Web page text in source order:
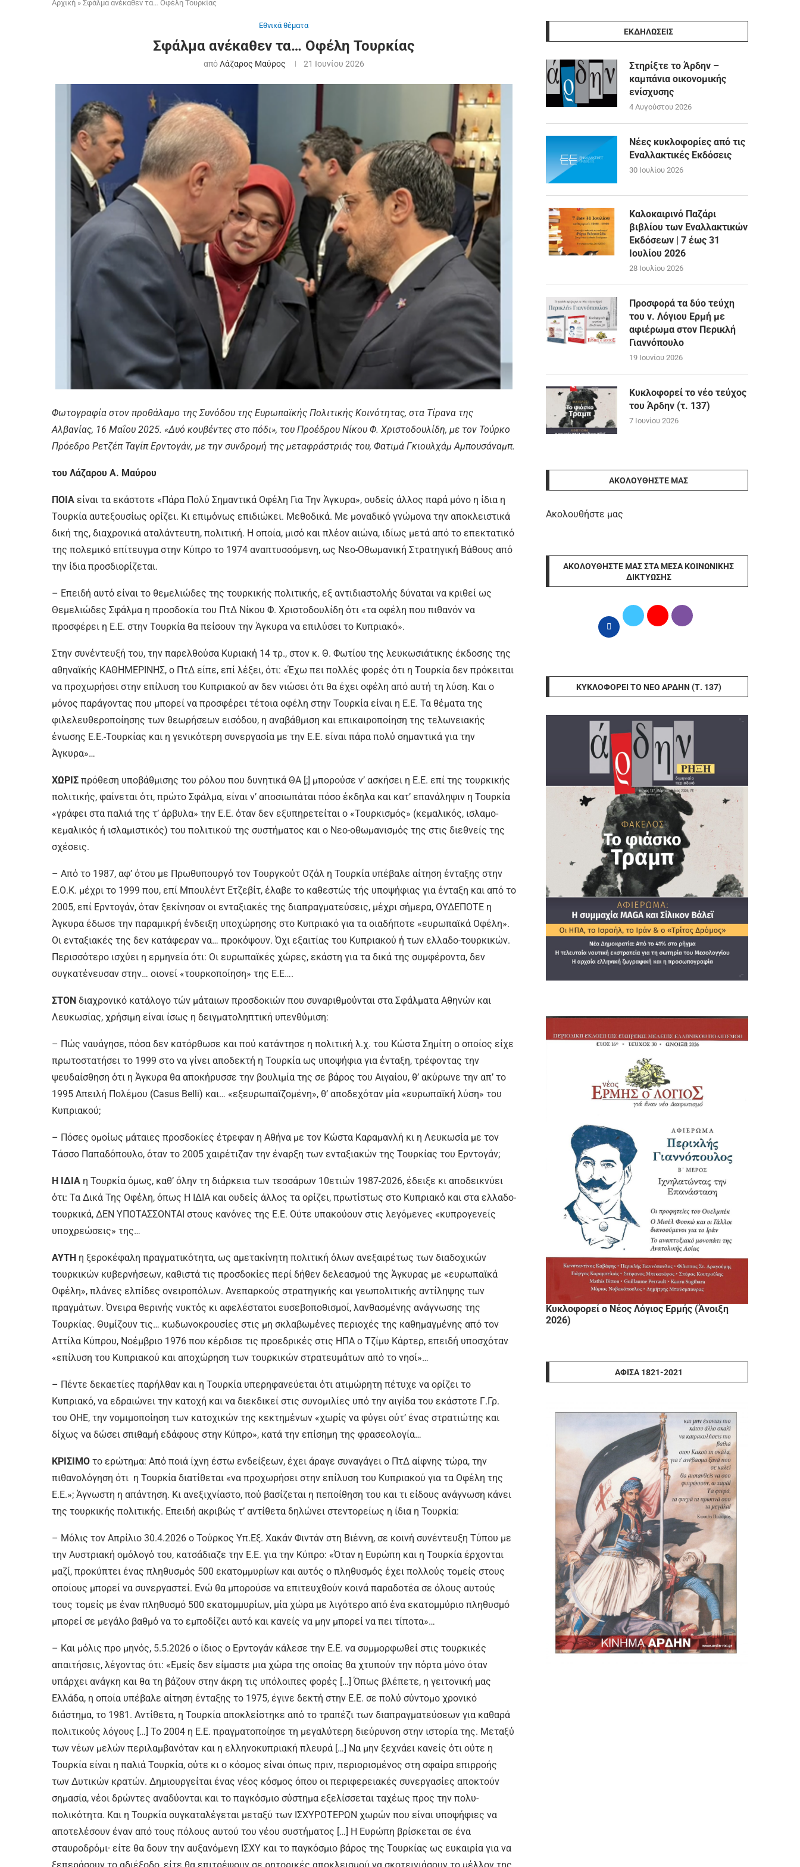
Αρχική » Σφάλμα ανέκαθεν τα… Οφέλη Τουρκίας
Εθνικά θέματα
Σφάλμα ανέκαθεν τα… Οφέλη Τουρκίας
απόΛάζαρος Μαύρος 21 Ιουνίου 2026
Φωτογραφία στον προθάλαμο της Συνόδου της Ευρωπαϊκής Πολιτικής Κοινότητας, στα Τίρανα της
Αλβανίας, 16 Μαΐου 2025. «Δυό κουβέντες στο πόδι», του Προέδρου Νίκου Φ. Χριστοδουλίδη, με τον Τούρκο
Πρόεδρο Ρετζέπ Ταγίπ Ερντογάν, με την συνδρομή της μεταφράστριάς του, Φατιμά Γκιουλχάμ Αμπουσάναμπ.
του Λάζαρου Α. Μαύρου
ΠΟΙΑ είναι τα εκάστοτε «Πάρα Πολύ Σημαντικά Οφέλη Για Την Άγκυρα», ουδείς άλλος παρά μόνο η ίδια η
Τουρκία αυτεξουσίως ορίζει. Κι επιμόνως επιδιώκει. Μεθοδικά. Με μοναδικό γνώμονα την αποκλειστικά
δική της, διαχρονικά αταλάντευτη, πολιτική. Η οποία, μισό και πλέον αιώνα, ιδίως μετά από το επεκτατικό
της πολεμικό επίτευγμα στην Κύπρο το 1974 αναπτυσσόμενη, ως Νεο-Οθωμανική Στρατηγική Βάθους από
την ίδια προσδιορίζεται.
– Επειδή αυτό είναι το θεμελιώδες της τουρκικής πολιτικής, εξ αντιδιαστολής δύναται να κριθεί ως
Θεμελιώδες Σφάλμα η προσδοκία του ΠτΔ Νίκου Φ. Χριστοδουλίδη ότι «τα οφέλη που πιθανόν να
προσφέρει η Ε.Ε. στην Τουρκία θα πείσουν την Άγκυρα να επιλύσει το Κυπριακό».
Στην συνέντευξή του, την παρελθούσα Κυριακή 14 τρ., στον κ. Θ. Φωτίου της λευκωσιάτικης έκδοσης της
αθηναϊκής ΚΑΘΗΜΕΡΙΝΗΣ, ο ΠτΔ είπε, επί λέξει, ότι: «Έχω πει πολλές φορές ότι η Τουρκία δεν πρόκειται
να προχωρήσει στην επίλυση του Κυπριακού αν δεν νιώσει ότι θα έχει οφέλη από αυτή τη λύση. Και ο
μόνος παράγοντας που μπορεί να προσφέρει τέτοια οφέλη στην Τουρκία είναι η Ε.Ε. Τα θέματα της
φιλελευθεροποίησης των θεωρήσεων εισόδου, η αναβάθμιση και επικαιροποίηση της τελωνειακής
ένωσης Ε.Ε.-Τουρκίας και η γενικότερη συνεργασία με την Ε.Ε. είναι πάρα πολύ σημαντικά για την
Άγκυρα»…
ΧΩΡΙΣ πρόθεση υποβάθμισης του ρόλου που δυνητικά ΘΑ [;] μπορούσε ν’ ασκήσει η Ε.Ε. επί της τουρκικής
πολιτικής, φαίνεται ότι, πρώτο Σφάλμα, είναι ν’ αποσιωπάται πόσο έκδηλα και κατ’ επανάληψιν η Τουρκία
«γράφει στα παλιά της τ’ άρβυλα» την Ε.Ε. όταν δεν εξυπηρετείται ο «Τουρκισμός» (κεμαλικός, ισλαμο-
κεμαλικός ή ισλαμιστικός) του πολιτικού της συστήματος και ο Νεο-οθωμανισμός της στις διεθνείς της
σχέσεις.
– Από το 1987, αφ’ ότου με Πρωθυπουργό τον Τουργκούτ Οζάλ η Τουρκία υπέβαλε αίτηση ένταξης στην
Ε.Ο.Κ. μέχρι το 1999 που, επί Μπουλέντ Ετζεβίτ, έλαβε το καθεστώς τής υποψήφιας για ένταξη και από το
2005, επί Ερντογάν, όταν ξεκίνησαν οι ενταξιακές της διαπραγματεύσεις, μέχρι σήμερα, ΟΥΔΕΠΟΤΕ η
Άγκυρα έδωσε την παραμικρή ένδειξη υποχώρησης στο Κυπριακό για τα οιαδήποτε «ευρωπαϊκά Οφέλη».
Οι ενταξιακές της δεν κατάφεραν να… προκόψουν. Όχι εξαιτίας του Κυπριακού ή των ελλαδο-τουρκικών.
Περισσότερο ισχύει η ερμηνεία ότι: Οι ευρωπαϊκές χώρες, εκάστη για τα δικά της συμφέροντα, δεν
συγκατένευσαν στην… οιονεί «τουρκοποίηση» της Ε.Ε….
ΣΤΟΝ διαχρονικό κατάλογο τών μάταιων προσδοκιών που συναριθμούνται στα Σφάλματα Αθηνών και
Λευκωσίας, χρήσιμη είναι ίσως η δειγματοληπτική υπενθύμιση:
– Πώς ναυάγησε, πόσα δεν κατόρθωσε και πού κατάντησε η πολιτική λ.χ. του Κώστα Σημίτη ο οποίος είχε
πρωτοστατήσει το 1999 στο να γίνει αποδεκτή η Τουρκία ως υποψήφια για ένταξη, τρέφοντας την
ψευδαίσθηση ότι η Άγκυρα θα αποκήρυσσε την βουλιμία της σε βάρος του Αιγαίου, θ’ ακύρωνε την απ’ το
1995 Απειλή Πολέμου (Casus Belli) και… «εξευρωπαϊζομένη», θ’ αποδεχόταν μία «ευρωπαϊκή λύση» του
Κυπριακού;
– Πόσες ομοίως μάταιες προσδοκίες έτρεφαν η Αθήνα με τον Κώστα Καραμανλή κι η Λευκωσία με τον
Τάσσο Παπαδόπουλο, όταν το 2005 χαιρέτιζαν την έναρξη των ενταξιακών της Τουρκίας του Ερντογάν;
Η ΙΔΙΑ η Τουρκία όμως, καθ’ όλην τη διάρκεια των τεσσάρων 10ετιών 1987-2026, έδειξε κι αποδεικνύει
ότι: Τα Δικά Της Οφέλη, όπως Η ΙΔΙΑ και ουδείς άλλος τα ορίζει, πρωτίστως στο Κυπριακό και στα ελλαδο-
τουρκικά, ΔΕΝ ΥΠΟΤΑΣΣΟΝΤΑΙ στους κανόνες της Ε.Ε. Ούτε υπακούουν στις λεγόμενες «κυπρογενείς
υποχρεώσεις» της…
ΑΥΤΗ η ξεροκέφαλη πραγματικότητα, ως αμετακίνητη πολιτική όλων ανεξαιρέτως των διαδοχικών
τουρκικών κυβερνήσεων, καθιστά τις προσδοκίες περί δήθεν δελεασμού της Άγκυρας με «ευρωπαϊκά
Οφέλη», πλάνες ελπίδες ονειροπόλων. Ανεπαρκούς στρατηγικής και γεωπολιτικής αντίληψης των
πραγμάτων. Όνειρα θερινής νυκτός κι αφελέστατοι ευσεβοποθισμοί, λανθασμένης ανάγνωσης της
Τουρκίας. Θυμίζουν τις… κωδωνοκρουσίες στις μη σκλαβωμένες περιοχές της καθημαγμένης από τον
Αττίλα Κύπρου, Νοέμβριο 1976 που κέρδισε τις προεδρικές στις ΗΠΑ ο Τζίμυ Κάρτερ, επειδή υποσχόταν
«επίλυση του Κυπριακού και αποχώρηση των τουρκικών στρατευμάτων από το νησί»…
– Πέντε δεκαετίες παρήλθαν και η Τουρκία υπερηφανεύεται ότι ατιμώρητη πέτυχε να ορίζει το
Κυπριακό, να εδραιώνει την κατοχή και να διεκδικεί στις συνομιλίες υπό την αιγίδα του εκάστοτε Γ.Γρ.
του ΟΗΕ, την νομιμοποίηση των κατοχικών της κεκτημένων «χωρίς να φύγει ούτ’ ένας στρατιώτης και
δίχως να δώσει σπιθαμή εδάφους στην Κύπρο», κατά την επίσημη της φρασεολογία…
ΚΡΙΣΙΜΟ το ερώτημα: Από ποιά ίχνη έστω ενδείξεων, έχει άραγε συναγάγει ο ΠτΔ αίφνης τώρα, την
πιθανολόγηση ότι η Τουρκία διατίθεται «να προχωρήσει στην επίλυση του Κυπριακού για τα Οφέλη της
Ε.Ε.»; Άγνωστη η απάντηση. Κι ανεξιχνίαστο, πού βασίζεται η πεποίθηση του και τι είδους ανάγνωση κάνει
της τουρκικής πολιτικής. Επειδή ακριβώς τ’ αντίθετα δηλώνει στεντορείως η ίδια η Τουρκία:
– Μόλις τον Απρίλιο 30.4.2026 ο Τούρκος Υπ.Εξ. Χακάν Φιντάν στη Βιέννη, σε κοινή συνέντευξη Τύπου με
την Αυστριακή ομόλογό του, κατσάδιαζε την Ε.Ε. για την Κύπρο: «Όταν η Ευρώπη και η Τουρκία έρχονται
μαζί, προκύπτει ένας πληθυσμός 500 εκατομμυρίων και αυτός ο πληθυσμός έχει πολλούς τομείς στους
οποίους μπορεί να συνεργαστεί. Ενώ θα μπορούσε να επιτευχθούν κοινά παραδοτέα σε όλους αυτούς
τους τομείς με έναν πληθυσμό 500 εκατομμυρίων, μία χώρα με λιγότερο από ένα εκατομμύριο πληθυσμό
μπορεί σε μεγάλο βαθμό να το εμποδίζει αυτό και κανείς να μην μπορεί να πει τίποτα»…
– Και μόλις προ μηνός, 5.5.2026 ο ίδιος ο Ερντογάν κάλεσε την Ε.Ε. να συμμορφωθεί στις τουρκικές
απαιτήσεις, λέγοντας ότι: «Εμείς δεν είμαστε μια χώρα της οποίας θα χτυπούν την πόρτα μόνο όταν
υπάρχει ανάγκη και θα τη βάζουν στην άκρη τις υπόλοιπες φορές […] Όπως βλέπετε, η γειτονική μας
Ελλάδα, η οποία υπέβαλε αίτηση ένταξης το 1975, έγινε δεκτή στην Ε.Ε. σε πολύ σύντομο χρονικό
διάστημα, το 1981. Αντίθετα, η Τουρκία αποκλείστηκε από το τραπέζι των διαπραγματεύσεων για καθαρά
πολιτικούς λόγους […] Το 2004 η Ε.Ε. πραγματοποίησε τη μεγαλύτερη διεύρυνση στην ιστορία της. Μεταξύ
των νέων μελών περιλαμβανόταν και η ελληνοκυπριακή πλευρά […] Να μην ξεχνάει κανείς ότι ούτε η
Τουρκία είναι η παλιά Τουρκία, ούτε κι ο κόσμος είναι όπως πριν, περιορισμένος στη σφαίρα επιρροής
των Δυτικών κρατών. Δημιουργείται ένας νέος κόσμος όπου οι περιφερειακές συνεργασίες αποκτούν
σημασία, νέοι δρώντες αναδύονται και το παγκόσμιο σύστημα εξελίσσεται ταχέως προς την πολυ-
πολικότητα. Και η Τουρκία συγκαταλέγεται μεταξύ των ΙΣΧΥΡΟΤΕΡΩΝ χωρών που είναι υποψήφιες να
αποτελέσουν έναν από τους πόλους αυτού του νέου συστήματος […] Η Ευρώπη βρίσκεται σε ένα
σταυροδρόμι· είτε θα δουν την αυξανόμενη ΙΣΧΥ και το παγκόσμιο βάρος της Τουρκίας ως ευκαιρία για να
ΕΚΔΗΛΩΣΕΙΣ
Στηρίξτε το Άρδην –
καμπάνια οικονομικής
ενίσχυσης
4 Αυγούστου 2026
Νέες κυκλοφορίες από τις
Εναλλακτικές Εκδόσεις
30 Ιουλίου 2026
Καλοκαιρινό Παζάρι
βιβλίου των Εναλλακτικών
Εκδόσεων | 7 έως 31
Ιουλίου 2026
28 Ιουλίου 2026
Προσφορά τα δύο τεύχη
του ν. Λόγιου Ερμή με
αφιέρωμα στον Περικλή
Γιαννόπουλο
19 Ιουνίου 2026
Κυκλοφορεί το νέο τεύχος
του Άρδην (τ. 137)
7 Ιουνίου 2026
ΑΚΟΛΟΥΘΉΣΤΕ ΜΑΣ
Ακολουθήστε μας
ΑΚΟΛΟΥΘΉΣΤΕ ΜΑΣ ΣΤΑ ΜΈΣΑ ΚΟΙΝΩΝΙΚΉΣ
ΔΙΚΤΎΩΣΗΣ
ΚΥΚΛΟΦΟΡΕΊ ΤΟ ΝΈΟ ΆΡΔΗΝ (Τ. 137)
Κυκλοφορεί ο Νέος Λόγιος Ερμής (Άνοιξη
2026)
ΑΦΊΣΑ 1821-2021